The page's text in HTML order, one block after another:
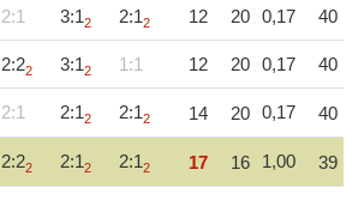
2:1 3:12 2:12 12 20 0,17 40
2:22 3:12 1:1 12 20 0,17 40
2:1 2:12 2:12 14 20 0,17 40
2:22 2:12 2:12 17 16 1,00 39